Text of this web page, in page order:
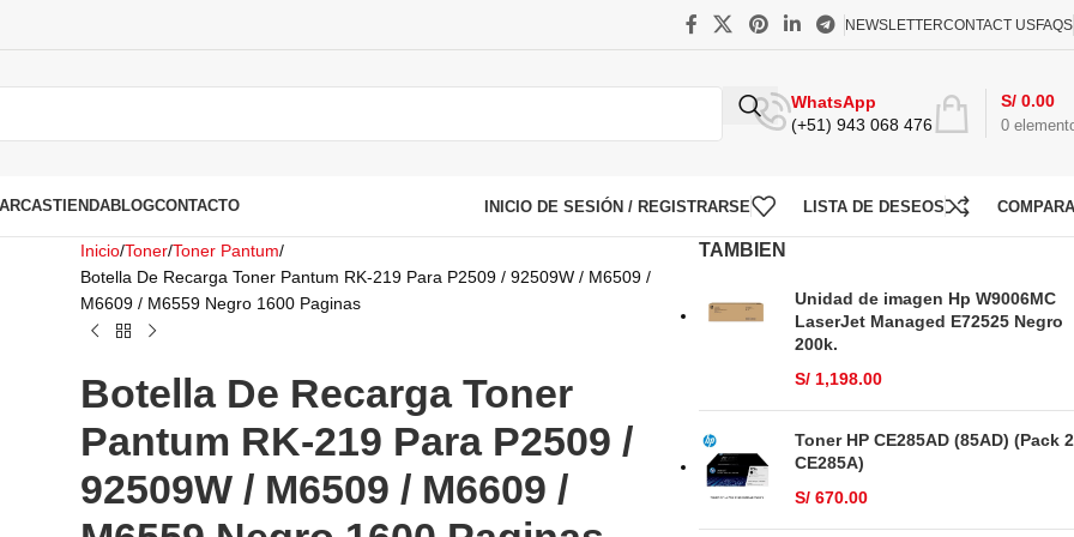
NEWSLETTERCONTACT USFAQS
WhatsApp
(+51) 943 068 476
0
S/ 0.00
TIENDABLOGCONTACTO INICIO DE SESIÓN / REGISTRARSE LISTA DE DESEOS
Inicio Toner Toner Pantum
Botella De Recarga Toner Pantum RK-219 Para P2509 / 92509W / M6509 /
M6609 / M6559 Negro 1600 Paginas
Botella De Recarga Toner
Pantum RK-219 Para P2509 /
92509W / M6509 / M6609 /
TAMBIEN
Unidad de imagen Hp W9006MC
LaserJet Managed E72525 Negro
200k.
S/1,198.00
Toner HP CE285AD (85AD) (Pack 2
CE285A)
S/670.00